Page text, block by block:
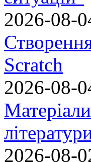
2026-08-
Scratch
2026-08-
2026-08-